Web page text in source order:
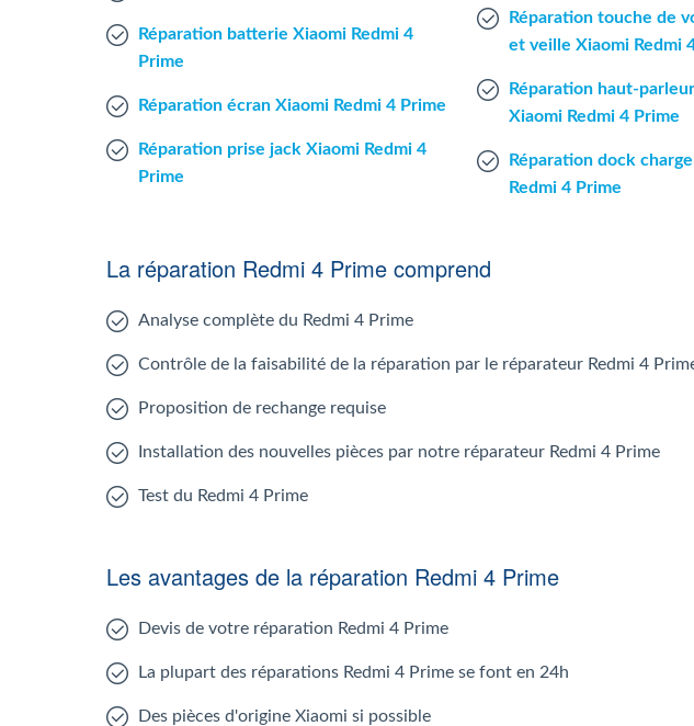
Réparation batterie Xiaomi Redmi 4
Prime
Réparation écran Xiaomi Redmi 4 Prime
Réparation prise jack Xiaomi Redmi 4
Prime
Réparation touche de
et veille Xiaomi Redmi
Réparation haut-
Xiaomi Redmi 4 Prime
Réparation dock
Redmi 4 Prime
La réparation Redmi 4 Prime comprend
Analyse complète du Redmi 4 Prime
Contrôle de la faisabilité de la réparation par le réparateur Redmi 4
Proposition de rechange requise
Installation des nouvelles pièces par notre réparateur Redmi 4 Prime
Test du Redmi 4 Prime
Les avantages de la réparation Redmi 4 Prime
Devis de votre réparation Redmi 4 Prime
La plupart des réparations Redmi 4 Prime se font en 24h
Des pièces d'origine Xiaomi si possible